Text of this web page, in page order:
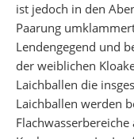
ist jedoch in den
Paarung
Lendengegend und
der weiblichen
Laichballen die
Laichballen werden